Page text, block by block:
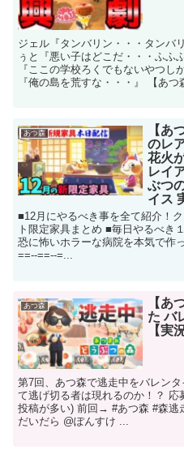
ジェル『タンバリン・・・タンバ
ぅと『悪い子はどこだ・・・ふふ
『ここの学校ろくでもないやつ
『俺の島を荒すな・・・』 【あつ
あつ森
【あ
のレ
花火
レイ
ぶつ
イス
■12月にやるべき事を全て紹介！
ト限定家具まとめ ■毎日やるべき
恐に怖いホラーな病院を本気で作
==--==--=...
あつ森
【あ
た バ
【実
第7回、あつ森で逃走中をバレン
て逃げ切る者は現れるのか！？
投稿が多い) 前回→ #あつ森 #森
だいだら @ぽんすけ ...